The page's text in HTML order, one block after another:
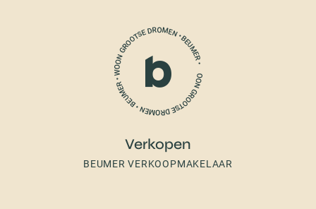
Verkopen
BEUMER VERKOOPMAKELAAR